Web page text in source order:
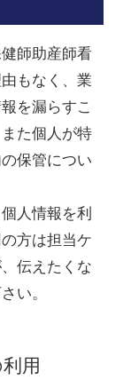
師助産師看
もなく、業
を漏らすこ
た個人が特
保管につい
人情報を利
方は担当ケ
伝えたくな
い。
用